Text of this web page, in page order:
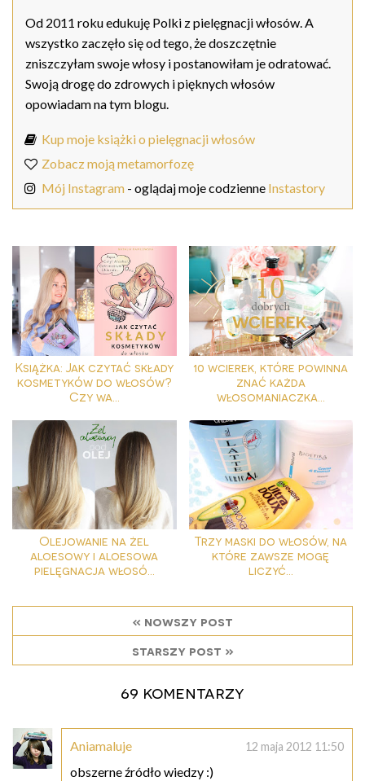
Od 2011 roku edukuję Polki z pielęgnacji włosów. A
wszystko zaczęło się od tego, że doszczętnie
zniszczyłam swoje włosy i postanowiłam je odratować.
Swoją drogę do zdrowych i pięknych włosów
opowiadam na tym blogu.
Kup moje książki o pielęgnacji włosów
Zobacz moją metamorfozę
Mój Instagram - oglądaj moje codzienne Instastory
Książka: Jak czytać składy
kosmetyków do włosów?
Czy wa...
10 wcierek, które powinna
znać każda
włosomaniaczka...
Olejowanie na żel
aloesowy i aloesowa
pielęgnacja włosó...
Trzy maski do włosów, na
które zawsze mogę
liczyć...
« nowszy post
starszy post »
69 komentarzy
Aniamaluje 12 maja 2012 11:50
obszerne źródło wiedzy :)